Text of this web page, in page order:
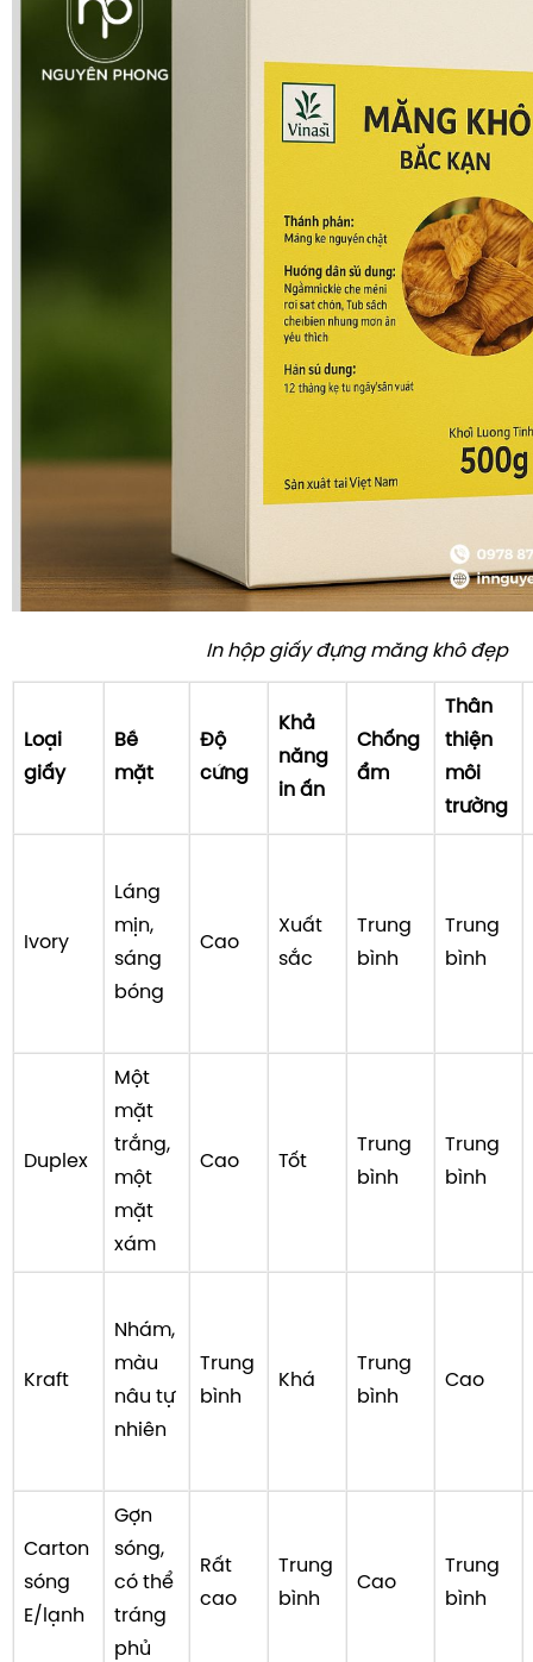
In hộp giấy đựng măng khô đẹp
Loại
giấy
Bề
mặt
Độ
cứng
Khả
năng
in ấn
Chống
ẩm
Thân
thiện
môi
trường
Ivory
Láng
mịn,
sáng
bóng
Cao
Xuất
sắc
Trung
bình
Trung
bình
Duplex
Một
mặt
trắng,
một
mặt
xám
Cao Tốt
Trung
bình
Trung
bình
Kraft
Nhám,
màu
nâu tự
nhiên
Trung
bình
Khá
Trung
bình
Cao
Carton
sóng
E/lạnh
Gợn
sóng,
có thể
tráng
phủ
Rất
cao
Trung
bình
Cao
Trung
bình